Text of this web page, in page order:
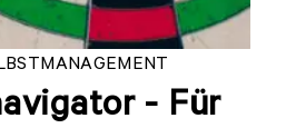
- Für